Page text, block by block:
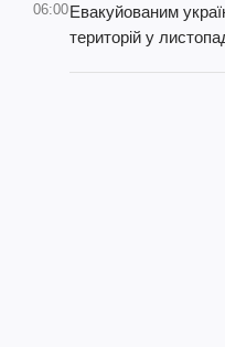
06:00Евакуйованим
територій у